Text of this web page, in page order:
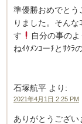
準優勝おめでとう
りました。そん
す
自分の事の
ねｲｹﾒﾝｺーﾁとｻｸﾗ
石塚航平 より:
2021年4月1日 2:25 PM
ありがとうござい